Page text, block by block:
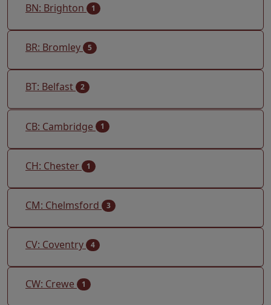
BN: Brighton 1
BR: Bromley 5
BT: Belfast 2
CB: Cambridge 1
CH: Chester 1
CM: Chelmsford 3
CV: Coventry 4
CW: Crewe 1